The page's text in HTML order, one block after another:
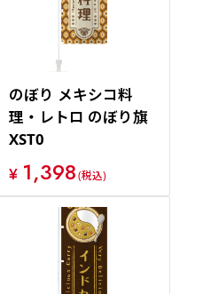
のぼり メキシコ料
理・レトロ のぼり旗
XST0
¥ 1,398(税込)